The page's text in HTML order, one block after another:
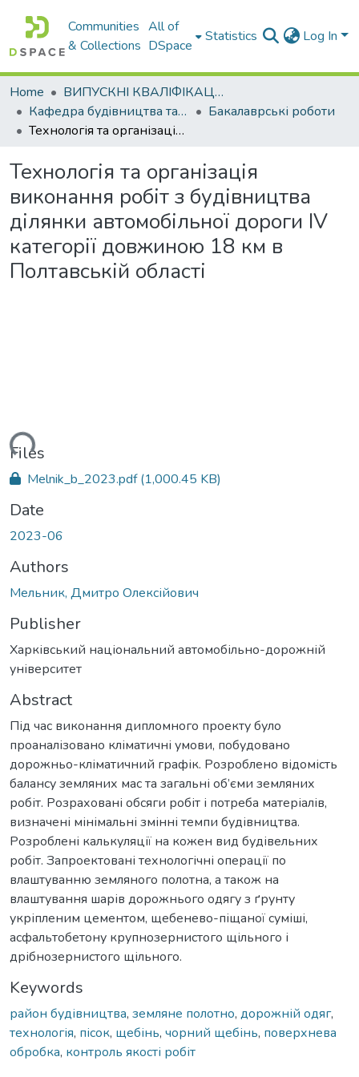
Communities
& Collections
All of
DSpace
Statistics Log In
Home
ВИПУСКНІ КВАЛІФІКАЦІЙНІ РОБОТИ
Кафедра будiвництва та експлуатацiї автомобiльних дорiг
Бакалаврські роботи
Технологія та організація виконання робіт з будівництва ділянки автомобільної дороги ІV категорії довжиною 18 км в Полтавській області
Технологія та організація
виконання робіт з будівництва
ділянки автомобільної дороги ІV
категорії довжиною 18 км в
Полтавській області
Files
Melnik_b_2023.pdf(1,000.45 KB)
Date
2023-06
Authors
Мельник, Дмитро Олексійович
Publisher
Харківський національний автомобільно-дорожній
університет
Abstract
Під час виконання дипломного проекту було
проаналізовано кліматичні умови, побудовано
дорожньо-кліматичний графік. Розроблено відомість
балансу земляних мас та загальні об’єми земляних
робіт. Розраховані обсяги робіт і потреба матеріалів,
визначені мінімальні змінні темпи будівництва.
Розроблені калькуляції на кожен вид будівельних
робіт. Запроектовані технологічні операції по
влаштуванню земляного полотна, а також на
влаштування шарів дорожнього одягу з ґрунту
укріпленим цементом, щебенево-піщаної суміші,
асфальтобетону крупнозернистого щільного і
дрібнозернистого щільного.
Keywords
район будівництва, земляне полотно, дорожній одяг,
технологія, пісок, щебінь, чорний щебінь, поверхнева
обробка, контроль якості робіт